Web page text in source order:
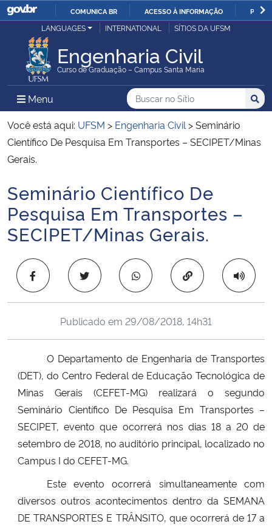
IR
O
COMUNICA BR ACESSO À INFORMAÇÃO
Ministério da Justiça e Segurança Pública
Ministério da Defesa
Ministério das Relações Exteriores
Ministério da Economia
Ministério da Infraestrutura
Ministério da Agricultura, Pecuária e Abastecimento
Ministério da Cidadania
Ministério da Ciência, Tecnologia, Inovações e Comunicações
Ministério do Meio Ambiente
Ministério do Turismo
Controladoria-Geral da União
LANGUAGES INTERNATIONAL SÍTIOS DA UFSM
Engenharia Civil
Curso de Graduação – Campus Santa Maria
Menu Menu Principal do Sítio
Busca
Buscar no no Sítio
Busca:
Você está aqui: UFSM > Engenharia Civil >Seminário
Científico De Pesquisa Em Transportes – SECIPET/Minas
Gerais.
Início do conteúdo
Seminário Científico De
Pesquisa Em Transportes –
SECIPET/Minas Gerais.
Copiar para área
Publicado em 29/08/2018, 14h31
O Departamento de Engenharia de Transportes
(DET), do Centro Federal de Educação Tecnológica de
Minas Gerais (CEFET-MG) realizará o segundo
Seminário Científico De Pesquisa Em Transportes –
SECIPET, evento que ocorrerá nos dias 18 a 20 de
setembro de 2018, no auditório principal, localizado no
Campus I do CEFET-MG.
Este evento ocorrerá simultaneamente com
diversos outros acontecimentos dentro da SEMANA
DE TRANSPORTES E TRÂNSITO, que ocorrerá de 17 a